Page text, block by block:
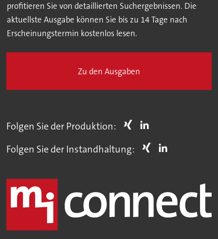
profitieren Sie von detaillierten Suchergebnissen. Die
aktuellste Ausgabe können Sie bis zu 14 Tage nach
Erscheinungstermin kostenlos lesen.
Zu den Ausgaben
Folgen Sie der Produktion:
Folgen Sie der Instandhaltung: